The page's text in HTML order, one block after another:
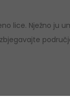
lice. Nježno ju